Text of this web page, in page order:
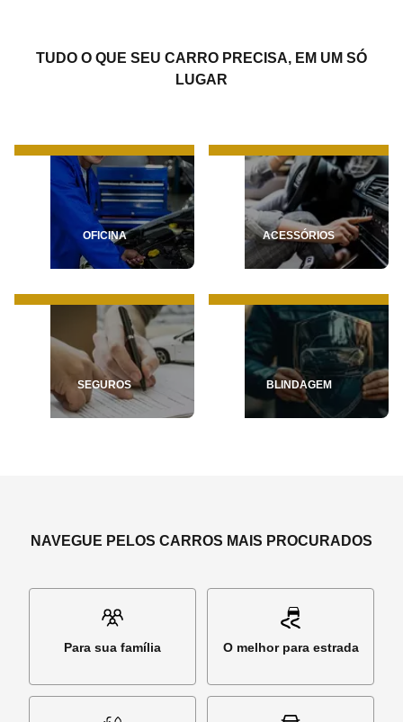
TUDO O QUE SEU CARRO PRECISA, EM UM SÓ
LUGAR
OFICINA ACESSÓRIOS
SEGUROS BLINDAGEM
NAVEGUE PELOS CARROS MAIS PROCURADOS
Para sua família O melhor para estrada